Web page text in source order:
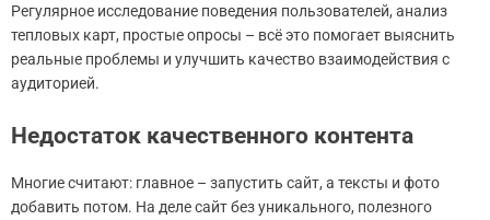
Регулярное исследование поведения пользователей, анализ
тепловых карт, простые опросы – всё это помогает выяснить
реальные проблемы и улучшить качество взаимодействия с
аудиторией.
Недостаток качественного контента
Многие считают: главное – запустить сайт, а тексты и фото
добавить потом. На деле сайт без уникального, полезного